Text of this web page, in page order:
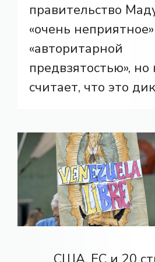
правительство
«очень
«авторитарной
предвзятостью», но
считает, что это